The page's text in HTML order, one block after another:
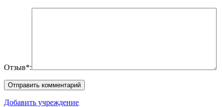
Отзыв*:
Добавить учреждение